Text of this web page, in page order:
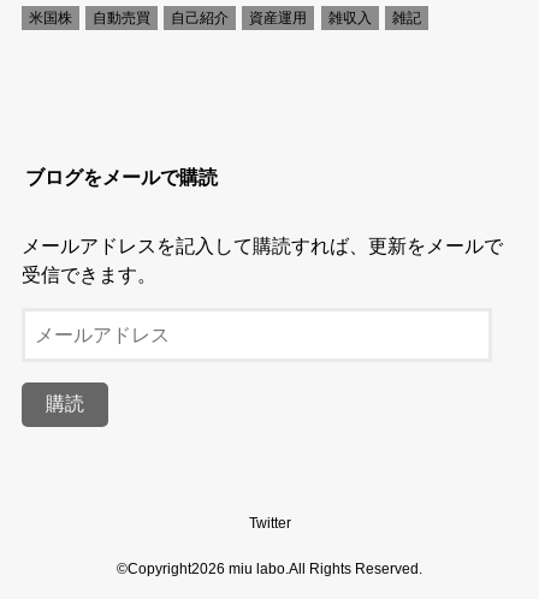
米国株
自動売買 自己紹介 資産運用 雑収入 雑記
ブログをメールで購読
メールアドレスを記入して購読すれば、更新をメールで
受信できます。
ー
ル
購読
Twitter
©Copyright2026 miu labo .All Rights Reserved.